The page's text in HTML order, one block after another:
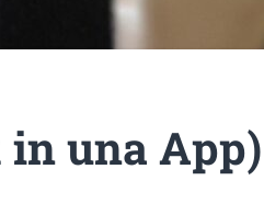
in una App)